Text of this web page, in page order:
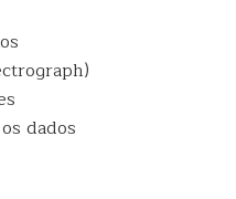
dados